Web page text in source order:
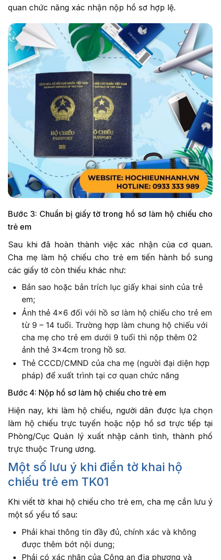
quan chức năng xác nhận nộp hồ sơ hợp lệ.
Bước 3: Chuẩn bị giấy tờ trong hồ sơ làm hộ chiếu cho
trẻ em
Sau khi đã hoàn thành việc xác nhận của cơ quan.
Cha mẹ làm hộ chiếu cho trẻ em tiến hành bổ sung
các giấy tờ còn thiếu khác như:
Bản sao hoặc bản trích lục giấy khai sinh của trẻ
em;
Ảnh thẻ 4×6 đối với hồ sơ làm hộ chiếu cho trẻ em
từ 9 – 14 tuổi. Trường hợp làm chung hộ chiếu với
cha mẹ cho trẻ em dưới 9 tuổi thì nộp thêm 02
ảnh thẻ 3x4cm trong hồ sơ.
Thẻ CCCD/CMND của cha mẹ (người đại diện hợp
pháp) để xuất trình tại cơ quan chức năng
Bước 4: Nộp hồ sơ làm hộ chiếu cho trẻ em
Hiện nay, khi làm hộ chiếu, người dân được lựa chọn
làm hộ chiếu trực tuyến hoặc nộp hồ sơ trực tiếp tại
Phòng/Cục Quản lý xuất nhập cảnh tỉnh, thành phố
trực thuộc Trung ương.
Một số lưu ý khi điền tờ khai hộ
chiếu trẻ em TK01
Khi viết tờ khai hộ chiếu cho trẻ em, cha mẹ cần lưu ý
một số yếu tố sau:
Phải khai thông tin đầy đủ, chính xác và không
được thêm bớt nội dung;
Phải có xác nhận của Công an địa phương và